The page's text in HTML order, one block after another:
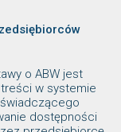
o ABW jest
w systemie
dostępności